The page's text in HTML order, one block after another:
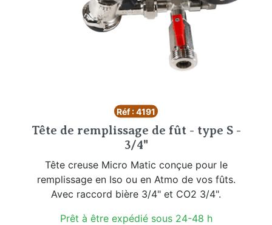
Réf : 4191
Tête de remplissage de fût - type S -
3/4"
Tête creuse Micro Matic conçue pour le
remplissage en Iso ou en Atmo de vos fûts.
Avec raccord bière 3/4" et CO2 3/4".
Prêt à être expédié sous 24-48 h